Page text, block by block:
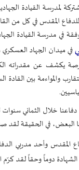
لمدرسة القيادة
للدفاع المقدس في كل من
في مدرسة القيادة
في ميدان الجهاد
يكشف عن مقدراته
والمواءمة بين
أن دفاعنا خلال
البعض، في الحقيقة لقد
المقدس وأحد مدربي
دوماً وحقاً لقد كرّم